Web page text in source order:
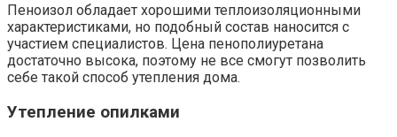
Пеноизол обладает хорошими теплоизоляционными
характеристиками, но подобный состав наносится с
участием специалистов. Цена пенополиуретана
достаточно высока, поэтому не все смогут позволить
себе такой способ утепления дома.
Утепление опилками